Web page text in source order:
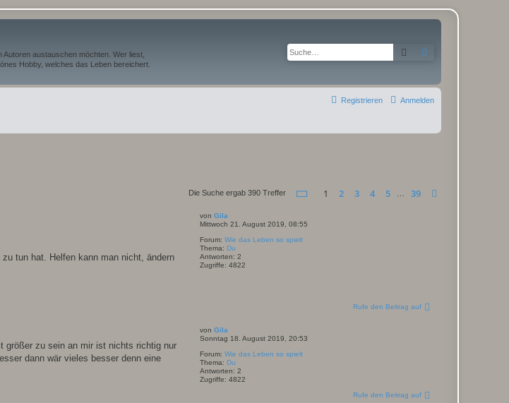
austauschen möchten. Wer liest,
Hobby, welches das Leben bereichert.
Suche
Anmelden
Registrieren
Die Suche ergab 390 Treffer Seite von39
1 2 3 4 5 39
vonGila
Mittwoch 21. August 2019, 08:55
Forum:Wie das Leben so spielt
Thema: Du
Antworten:2
Zugriffe:4822
tun hat. Helfen kann man nicht, ändern
Rufe den Beitrag auf
vonGila
Sonntag 18. August 2019, 20:53
Forum:Wie das Leben so spielt
Thema: Du
Antworten:2
Zugriffe:4822
größer zu sein an mir ist nichts richtig nur
dann wär vieles besser denn eine
Rufe den Beitrag auf